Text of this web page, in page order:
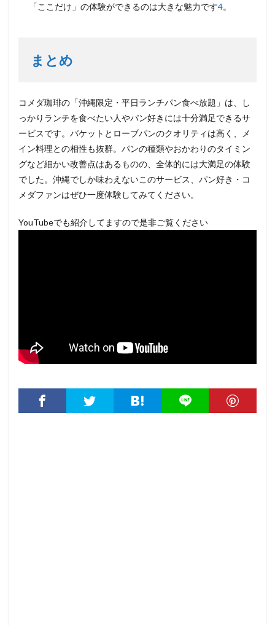
「ここだけ」の体験ができるのは大きな魅力です4。
まとめ
コメダ珈琲の「沖縄限定・平日ランチパン食べ放題」は、し
っかりランチを食べたい人やパン好きには十分満足できるサ
ービスです。バケットとローブパンのクオリティは高く、メ
イン料理との相性も抜群。パンの種類やおかわりのタイミン
グなど細かい改善点はあるものの、全体的には大満足の体験
でした。沖縄でしか味わえないこのサービス、パン好き・コ
メダファンはぜひ一度体験してみてください。
YouTubeでも紹介してますので是非ご覧ください